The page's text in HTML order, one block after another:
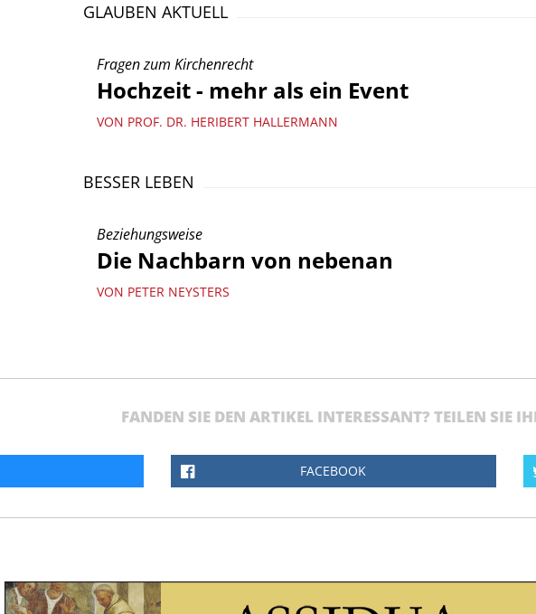
GLAUBEN AKTUELL
Fragen zum Kirchenrecht
Hochzeit - mehr als ein Event
VON PROF. DR. HERIBERT HALLERMANN
BESSER LEBEN
Beziehungsweise
Die Nachbarn von nebenan
VON PETER NEYSTERS
FANDEN SIE DEN ARTIKEL INTERESSANT? TEILEN SIE
FACEBOOK